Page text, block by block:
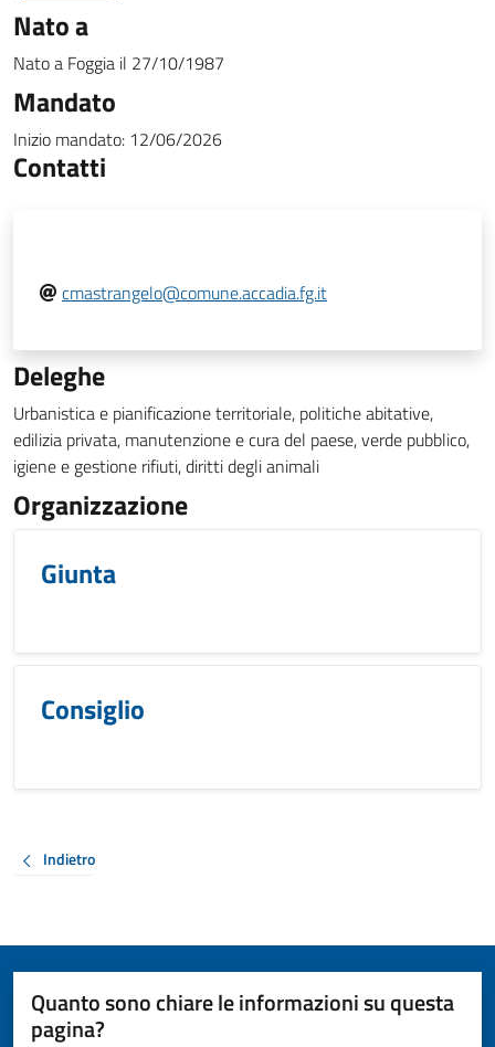
Nato a
Nato a Foggia il 27/10/1987
Mandato
Inizio mandato: 12/06/2026
Contatti
cmastrangelo@comune.accadia.fg.it
Deleghe
Urbanistica e pianificazione territoriale, politiche abitative,
edilizia privata, manutenzione e cura del paese, verde pubblico,
igiene e gestione rifiuti, diritti degli animali
Organizzazione
Giunta
Consiglio
Indietro
Quanto sono chiare le informazioni su questa
pagina?